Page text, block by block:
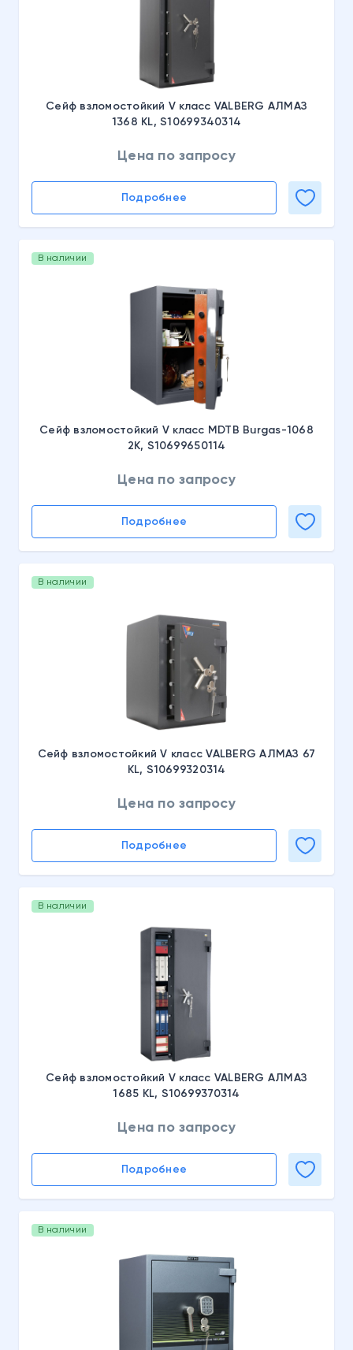
Сейф взломостойкий V класс VALBERG АЛМАЗ
1368 KL, S10699340314
Цена по запросу
Подробнее
В наличии
Сейф взломостойкий V класс MDTB Burgas-1068
2K, S10699650114
Цена по запросу
Подробнее
В наличии
Сейф взломостойкий V класс VALBERG АЛМАЗ 67
KL, S10699320314
Цена по запросу
Подробнее
В наличии
Сейф взломостойкий V класс VALBERG АЛМАЗ
1685 KL, S10699370314
Цена по запросу
Подробнее
В наличии